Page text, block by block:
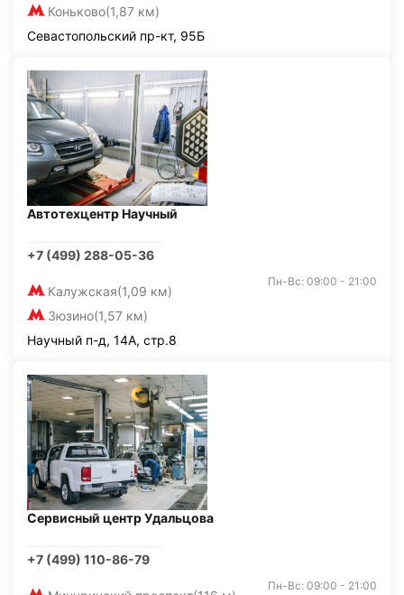
Коньково(1,87 км)
Севастопольский пр-кт, 95Б
Автотехцентр Научный
+7 (499) 288-05-36
Калужская(1,09 км)
Зюзино(1,57 км)
Пн-Вс: 09:00 - 21:00
Научный п-д, 14А, стр.8
Сервисный центр Удальцова
+7 (499) 110-86-79
Пн-Вс: 09:00 - 21:00